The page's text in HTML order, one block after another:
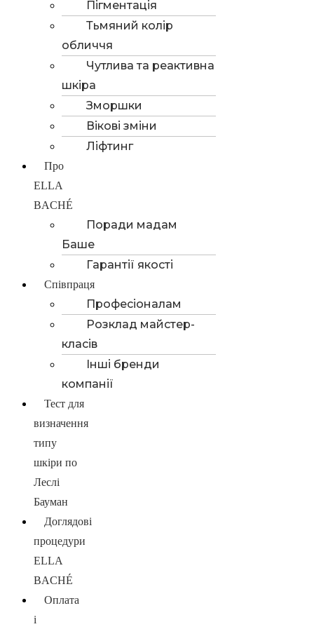
Пігментація
Тьмяний колір
обличчя
Чутлива та реактивна
шкіра
Зморшки
Вікові зміни
Ліфтинг
Про
ELLA
BACHÉ
Поради мадам
Баше
Гарантії якості
Співпраця
Професіоналам
Розклад майстер-
класів
Інші бренди
компанії
Тест для
визначення
типу
шкіри по
Леслі
Бауман
Доглядові
процедури
ELLA
BACHÉ
Оплата
і